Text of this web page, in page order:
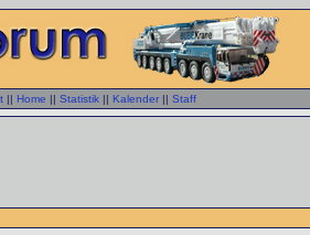
|| Home || Statistik || Kalender || Staff